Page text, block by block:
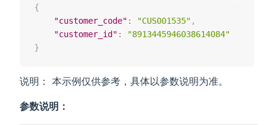
{
"customer_code" : "CUS001535" ,
"customer_id" :
"8913445946038614084"
}
说明： 本示例仅供参考，具体以参数说明为准。
参数说明：